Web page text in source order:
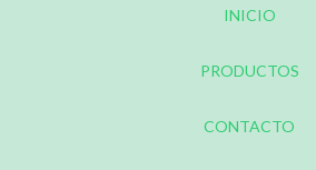
INICIO
PRODUCTOS
CONTACTO